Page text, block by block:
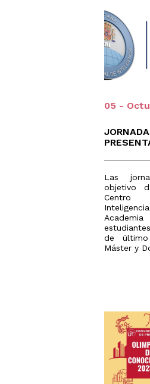
05 -
Las
objetivo
Centro
de
Máster y